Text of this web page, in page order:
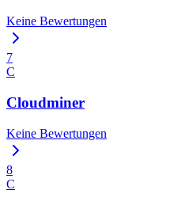
Keine Bewertungen
7
C
Cloudminer
Keine Bewertungen
8
C